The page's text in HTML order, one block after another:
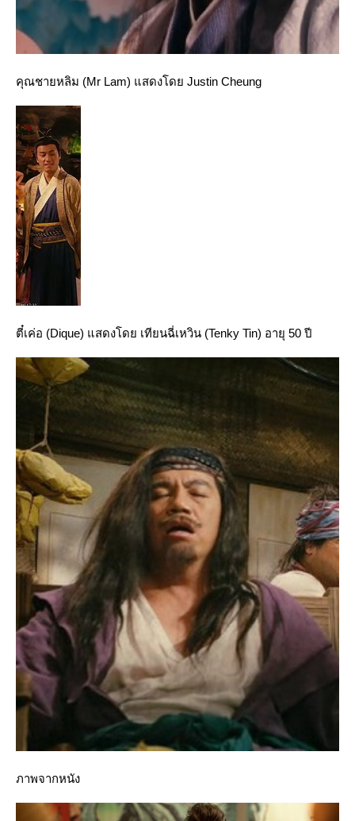
คุณชายหลิม (Mr Lam) แสดงโดย Justin Cheung
ตี๋เค่อ (Dique) แสดงโดย เทียนฉี่เหวิน (Tenky Tin) อายุ 50 ปี
ภาพจากหนัง